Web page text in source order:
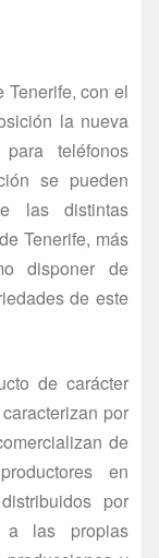
con el
la nueva
teléfonos
se pueden
las distintas
Tenerife, más
disponer de
de este
de carácter
por
de
en
por
a las propias